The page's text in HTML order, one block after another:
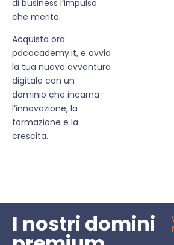
di business l’impulso
che merita.
Acquista ora
pdcacademy.it, e avvia
la tua nuova avventura
digitale con un
dominio che incarna
l’innovazione, la
formazione e la
crescita.
I nostri domini